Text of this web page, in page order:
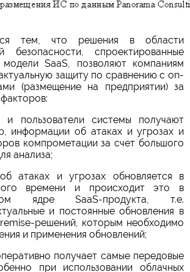
тем, что решения в области
безопасности, спроектированные
SaaS, позволяют компаниям
защиту по сравнению с on-
(размещение на предприятии) за
и пользователи системы получают
информации об атаках и угрозах и
компрометации за счет большого
анализа;
атаках и угрозах обновляется в
времени и происходит это в
ядре SaaS-продукта, т.е.
и постоянные обновления в
решений, которым необходимо
и применения обновлений;
получает самые передовые
при использовании облачных